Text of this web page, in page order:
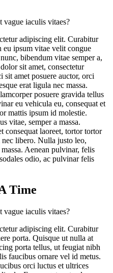
vague iaculis vitaes?
adipiscing elit. Curabitur
ipsum vitae velit congue
bibendum vitae semper a,
sit amet, consectetur
amet posuere auctor, orci
erat ligula nec massa.
posuere gravida tellus
eu vehicula eu, consequat et
mattis ipsum id molestie.
vitae, semper a massa.
consequat laoreet, tortor tortor
nec libero. Nulla justo leo,
Aenean pulvinar, felis
odio, ac pulvinar felis
Time
vague iaculis vitaes?
adipiscing elit. Curabitur
porta. Quisque ut nulla at
porta tellus, ut feugiat nibh
faucibus ornare vel id metus.
orci luctus et ultrices